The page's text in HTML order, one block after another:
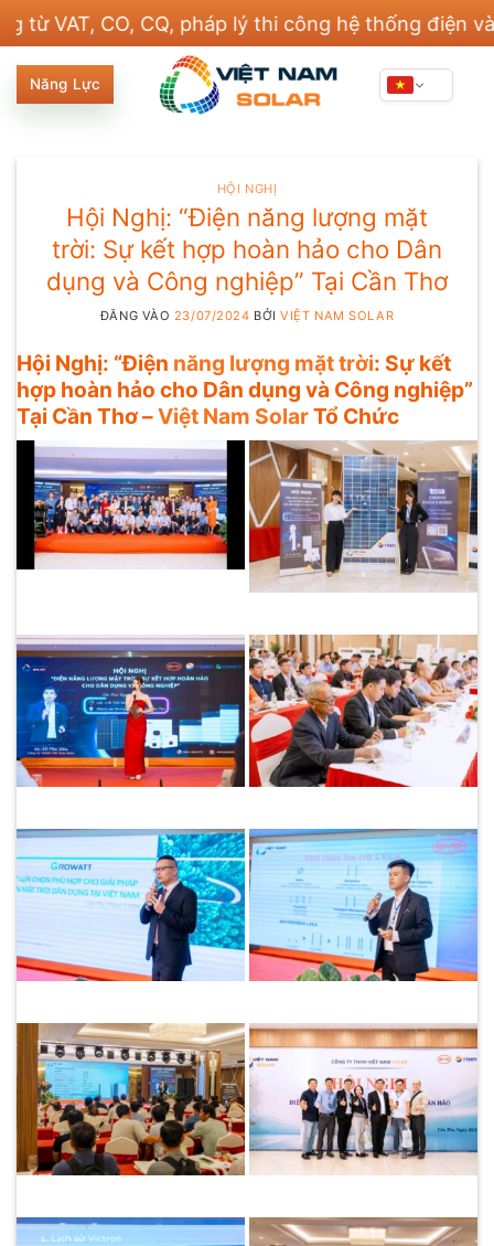
qua
nội
dung
CO, CQ, pháp lý thi công hệ thống điện và xây
Năng Lực
HỘI NGHỊ
Hội Nghị: “Điện năng lượng mặt
trời: Sự kết hợp hoàn hảo cho Dân
dụng và Công nghiệp” Tại Cần Thơ
ĐĂNG VÀO 23/07/2024 BỞIVIỆT NAM SOLAR
Hội Nghị: “Điện năng lượng mặt trời: Sự kết
hợp hoàn hảo cho Dân dụng và Công nghiệp”
Tại Cần Thơ –Việt Nam SolarTổ Chức